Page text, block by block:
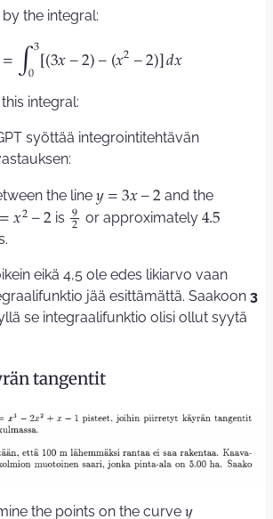
the integral:
= ∫
3
0 [(3𝑥−2)− (𝑥2 −2)]𝑑𝑥
integral:
syöttää integrointitehtävän
the line 𝑦= 3𝑥−2 and the
= 𝑥2 −2 is 9
2
or approximately 4.5
eikä 4,5 ole edes likiarvo vaan
jää esittämättä. Saakoon 3
se integraalifunktio olisi ollut syytä
tangentit
the points on the curve